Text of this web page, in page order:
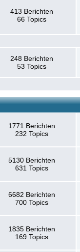
413 Berichten
66 Topics
248 Berichten
53 Topics
1771 Berichten
232 Topics
5130 Berichten
631 Topics
6682 Berichten
700 Topics
1835 Berichten
169 Topics